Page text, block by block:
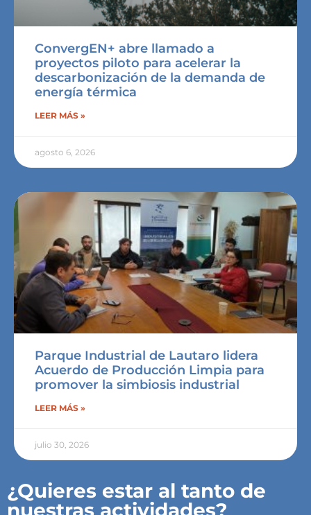
ConvergEN+ abre llamado a
proyectos piloto para acelerar la
descarbonización de la demanda de
energía térmica
LEER MÁS »
agosto 6, 2026
Parque Industrial de Lautaro lidera
Acuerdo de Producción Limpia para
promover la simbiosis industrial
LEER MÁS »
julio 30, 2026
¿Quieres estar al tanto de
nuestras actividades?